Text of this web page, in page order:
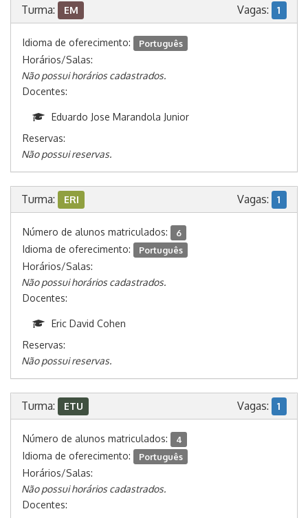
Turma: EM Vagas: 1
Idioma de oferecimento: Português
Horários/Salas:
Não possui horários cadastrados.
Docentes:
Eduardo Jose Marandola Junior
Reservas:
Não possui reservas.
Turma: ERI Vagas: 1
Número de alunos matriculados: 6
Idioma de oferecimento: Português
Horários/Salas:
Não possui horários cadastrados.
Docentes:
Eric David Cohen
Reservas:
Não possui reservas.
Turma: ETU Vagas: 1
Número de alunos matriculados: 4
Idioma de oferecimento: Português
Horários/Salas:
Não possui horários cadastrados.
Docentes: